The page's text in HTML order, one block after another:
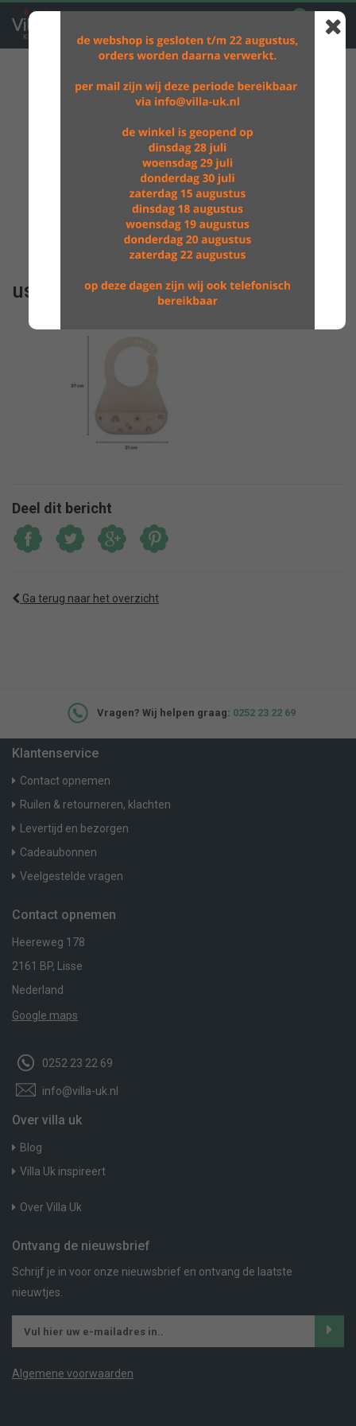
usp_images-1080345_usp01
Deel dit bericht
Ga terug naar het overzicht
Vragen? Wij helpen graag: 0252 23 22 69
Klantenservice
Contact opnemen
Ruilen & retourneren, klachten
Levertijd en bezorgen
Cadeaubonnen
Veelgestelde vragen
Contact opnemen
Heereweg 178
2161 BP, Lisse
Nederland
Google maps
0252 23 22 69
info@villa-uk.nl
Over villa uk
Blog
Villa Uk inspireert
Over Villa Uk
Ontvang de nieuwsbrief
Schrijf je in voor onze nieuwsbrief en ontvang de laatste
nieuwtjes.
Algemene voorwaarden